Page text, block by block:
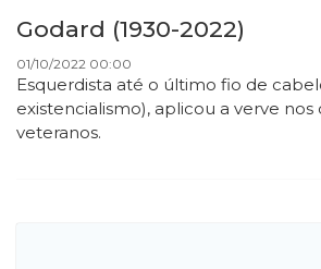
Godard (1930-2022)
01/10/2022 00:00
Esquerdista até o último fio de
existencialismo), aplicou a verve nos
veteranos.